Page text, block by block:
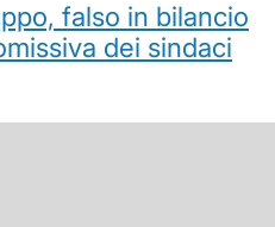
falso in bilancio
dei sindaci